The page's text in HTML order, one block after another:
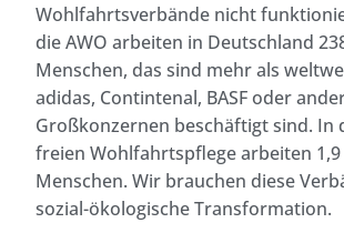
Wohlfahrtsverbände nicht
die AWO arbeiten in Deutschland
Menschen, das sind mehr als
adidas, Contintenal, BASF oder
Großkonzernen beschäftigt sind. In
freien Wohlfahrtspflege arbeiten
Menschen. Wir brauchen diese
sozial-ökologische Transformation.